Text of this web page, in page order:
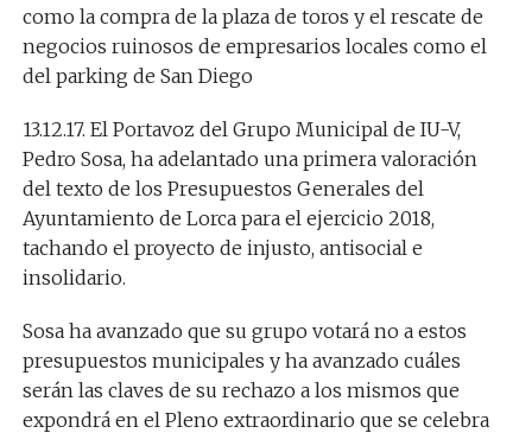
como la compra de la plaza de toros y el rescate de
negocios ruinosos de empresarios locales como el
del parking de San Diego
13.12.17. El Portavoz del Grupo Municipal de IU-V,
Pedro Sosa, ha adelantado una primera valoración
del texto de los Presupuestos Generales del
Ayuntamiento de Lorca para el ejercicio 2018,
tachando el proyecto de injusto, antisocial e
insolidario.
Sosa ha avanzado que su grupo votará no a estos
presupuestos municipales y ha avanzado cuáles
serán las claves de su rechazo a los mismos que
expondrá en el Pleno extraordinario que se celebra